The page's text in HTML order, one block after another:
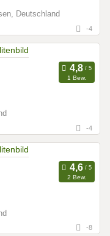
Deutschland
-4
1 Bew.
-4
2 Bew.
-8